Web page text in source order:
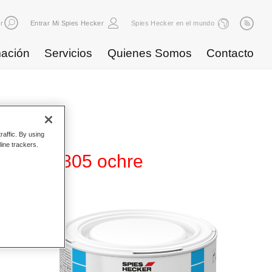
Entrar Mi Spies Hecker Spies Hecker en el mundo
Servicios Quienes Somos Contacto
WB 805 ochre
By using
trackers.